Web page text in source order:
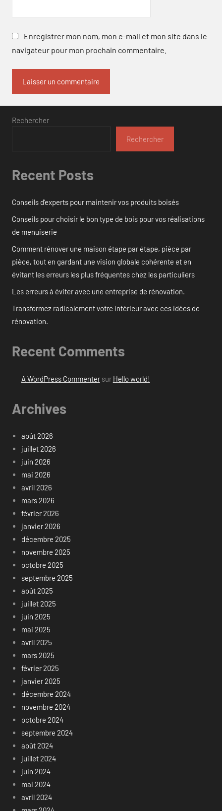
Enregistrer mon nom, mon e-mail et mon site dans le
navigateur pour mon prochain commentaire.
Rechercher
Rechercher
Recent Posts
Conseils d’experts pour maintenir vos produits boisés
Conseils pour choisir le bon type de bois pour vos réalisations
de menuiserie
Comment rénover une maison étape par étape, pièce par
pièce, tout en gardant une vision globale cohérente et en
évitant les erreurs les plus fréquentes chez les particuliers
Les erreurs à éviter avec une entreprise de rénovation.
Transformez radicalement votre intérieur avec ces idées de
rénovation.
Recent Comments
A WordPress Commentersur Hello world!
Archives
août 2026
juillet 2026
juin 2026
mai 2026
avril 2026
mars 2026
février 2026
janvier 2026
décembre 2025
novembre 2025
octobre 2025
septembre 2025
août 2025
juillet 2025
juin 2025
mai 2025
avril 2025
mars 2025
février 2025
janvier 2025
décembre 2024
novembre 2024
octobre 2024
septembre 2024
août 2024
juillet 2024
juin 2024
mai 2024
avril 2024